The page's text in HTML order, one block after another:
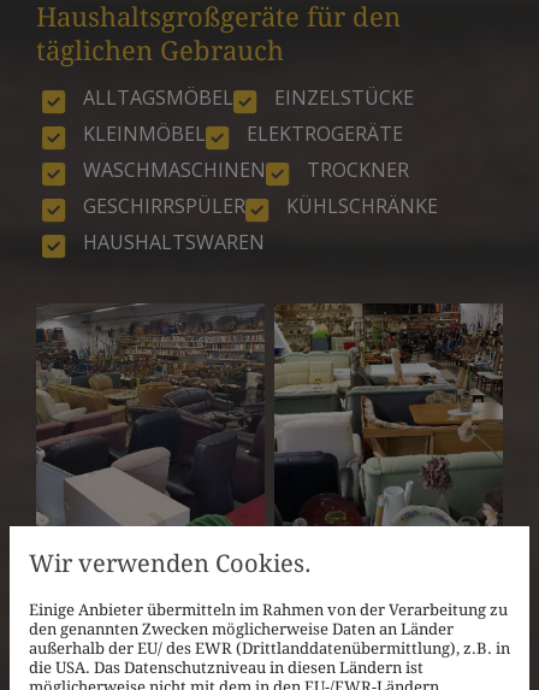
Haushaltsgroßgeräte für den
täglichen Gebrauch
ALLTAGSMÖBEL
EINZELSTÜCKE
KLEINMÖBEL
ELEKTROGERÄTE
WASCHMASCHINEN
TROCKNER
GESCHIRRSPÜLER
KÜHLSCHRÄNKE
HAUSHALTSWAREN
Wir verwenden Cookies.
Einige Anbieter übermitteln im Rahmen von der Verarbeitung zu
den genannten Zwecken möglicherweise Daten an Länder
außerhalb der EU/ des EWR (Drittlanddatenübermittlung), z.B. in
die USA. Das Datenschutzniveau in diesen Ländern ist